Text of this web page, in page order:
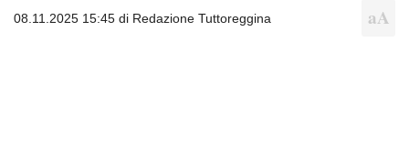
08.11.2025 15:45 di Redazione Tuttoreggina